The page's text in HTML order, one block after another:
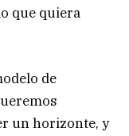
que quiera
de
un horizonte, y